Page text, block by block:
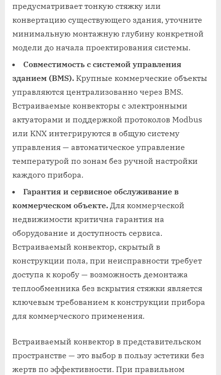
предусматривает тонкую стяжку или
конвертацию существующего здания, уточните
минимальную монтажную глубину конкретной
модели до начала проектирования системы.
Совместимость с системой управления
зданием (BMS). Крупные коммерческие объекты
управляются централизованно через BMS.
Встраиваемые конвекторы с электронными
актуаторами и поддержкой протоколов Modbus
или KNX интегрируются в общую систему
управления — автоматическое управление
температурой по зонам без ручной настройки
каждого прибора.
Гарантия и сервисное обслуживание в
коммерческом объекте. Для коммерческой
недвижимости критична гарантия на
оборудование и доступность сервиса.
Встраиваемый конвектор, скрытый в
конструкции пола, при неисправности требует
доступа к коробу — возможность демонтажа
теплообменника без вскрытия стяжки является
ключевым требованием к конструкции прибора
для коммерческого применения.
Встраиваемый конвектор в представительском
пространстве — это выбор в пользу эстетики без
жертв по эффективности. При правильном